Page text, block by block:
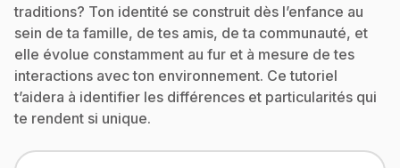
traditions? Ton identité se construit dès l’enfance au
sein de ta famille, de tes amis, de ta communauté, et
elle évolue constamment au fur et à mesure de tes
interactions avec ton environnement. Ce tutoriel
t’aidera à identifier les différences et particularités qui
te rendent si unique.